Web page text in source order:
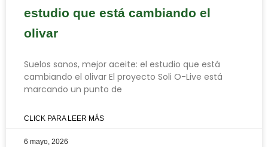
estudio que está cambiando el
olivar
Suelos sanos, mejor aceite: el estudio que está
cambiando el olivar El proyecto Soli O-Live está
marcando un punto de
CLICK PARA LEER MÁS
6 mayo, 2026